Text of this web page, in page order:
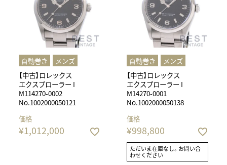
⾃動巻き
メンズ
【中古】ロレックス
エクスプローラー I
M114270-0002
No.1002000050121
価格
¥1,012,000
⾃動巻き
メンズ
【中古】ロレックス
エクスプローラー I
M14270-0001
No.1002000050138
価格
¥998,800
ただいま在庫なし。お問い合
わせください